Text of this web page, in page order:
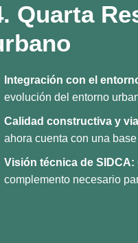
Quarta
Integración con el
evolución del entorno
Calidad constructiva y
ahora cuenta con una
Visión técnica de SIDCA:
complemento necesario